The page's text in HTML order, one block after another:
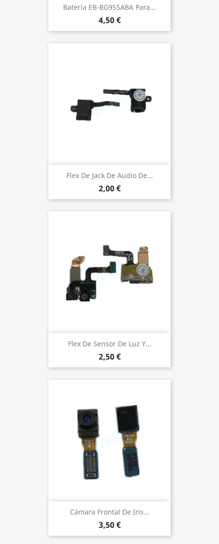
Batería EB-BG955ABA Para...
4,50 €
Flex De Jack De Audio De...
2,00 €
Flex De Sensor De Luz Y...
2,50 €
Cámara Frontal De Iris...
3,50 €